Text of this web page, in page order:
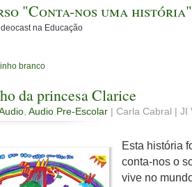
"Conta-nos uma história"
na Educação
branco
da princesa Clarice
, Audio Pre-Escolar | Carla Cabral | JI
Esta história
conta-nos o
vive no